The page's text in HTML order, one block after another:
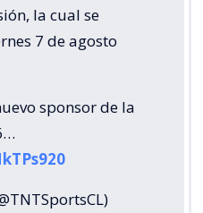
la cual se
7 de agosto
sponsor de la